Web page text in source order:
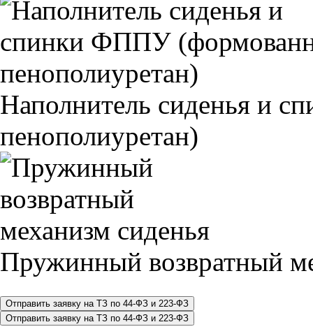
Наполнитель сиденья и
пенополиуретан)
Пружинный возвратный